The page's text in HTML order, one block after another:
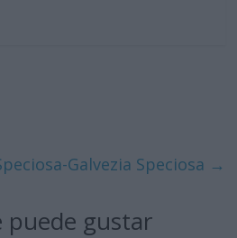
Galvezia Speciosa →
puede gustar